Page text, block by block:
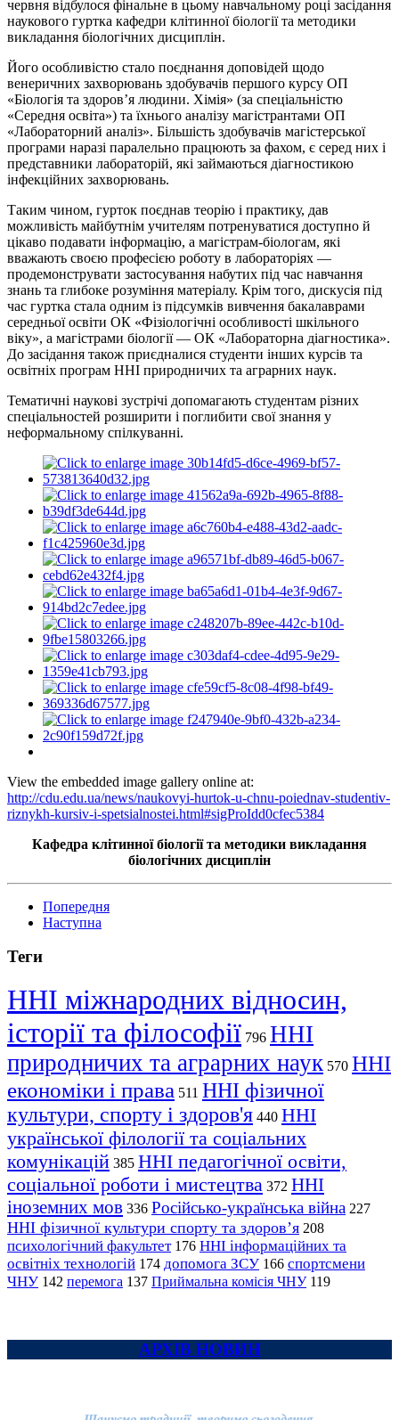
червня відбулося фінальне в цьому навчальному році засідання
наукового гуртка кафедри клітинної біології та методики
викладання біологічних дисциплін.
Його особливістю стало поєднання доповідей щодо
венеричних захворювань здобувачів першого курсу ОП
«Біологія та здоров’я людини. Хімія» (за спеціальністю
«Середня освіта») та їхнього аналізу магістрантами ОП
«Лабораторний аналіз». Більшість здобувачів магістерської
програми наразі паралельно працюють за фахом, є серед них і
представники лабораторій, які займаються діагностикою
інфекційних захворювань.
Таким чином, гурток поєднав теорію і практику, дав
можливість майбутнім учителям потренуватися доступно й
цікаво подавати інформацію, а магістрам-біологам, які
вважають своєю професією роботу в лабораторіях —
продемонструвати застосування набутих під час навчання
знань та глибоке розуміння матеріалу. Крім того, дискусія під
час гуртка стала одним із підсумків вивчення бакалаврами
середньої освіти ОК «Фізіологічні особливості шкільного
віку», а магістрами біології — ОК «Лабораторна діагностика».
До засідання також приєдналися студенти інших курсів та
освітніх програм ННІ природничих та аграрних наук.
Тематичні наукові зустрічі допомагають студентам різних
спеціальностей розширити і поглибити свої знання у
неформальному спілкуванні.
View the embedded image gallery online at:
http://cdu.edu.ua/news/naukovyi-hurtok-u-chnu-poiednav-studentiv-
riznykh-kursiv-i-spetsialnostei.html#sigProIdd0cfec5384
Кафедра клітинної біології та методики викладання
біологічних дисциплін
Попередня
Наступна
Теги
ННІ міжнародних відносин,
історії та філософії 796 ННІ
природничих та аграрних наук 570 ННІ
економіки і права 511 ННІ фізичної
культури, спорту і здоров'я 440 ННІ
української філології та соціальних
комунікацій 385 ННІ педагогічної освіти,
соціальної роботи і мистецтва 372 ННІ
іноземних мов 336 Російсько-українська війна 227
ННІ фізичної культури спорту та здоров’я 208
психологічний факультет 176 ННІ інформаційних та
освітніх технологій 174 допомога ЗСУ 166 спортсмени
ЧНУ 142 перемога 137 Приймальна комісія ЧНУ 119
АРХІВ НОВИН